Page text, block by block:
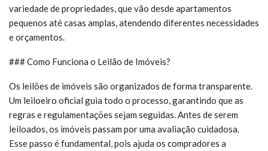
variedade de propriedades, que vão desde apartamentos
pequenos até casas amplas, atendendo diferentes necessidades
e orçamentos.
### Como Funciona o Leilão de Imóveis?
Os leilões de imóveis são organizados de forma transparente.
Um leiloeiro oficial guia todo o processo, garantindo que as
regras e regulamentações sejam seguidas. Antes de serem
leiloados, os imóveis passam por uma avaliação cuidadosa.
Esse passo é fundamental, pois ajuda os compradores a